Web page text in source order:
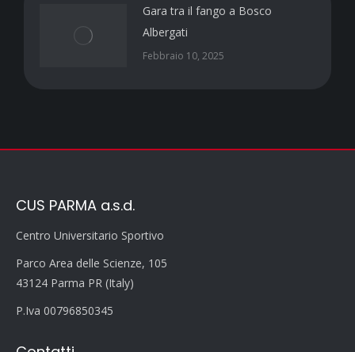
Gara tra il fango a Bosco
Albergati
Febbraio 10, 2025
CUS PARMA a.s.d.
Centro Universitario Sportivo
Parco Area delle Scienze, 105
43124 Parma PR (Italy)
P.Iva 00796850345